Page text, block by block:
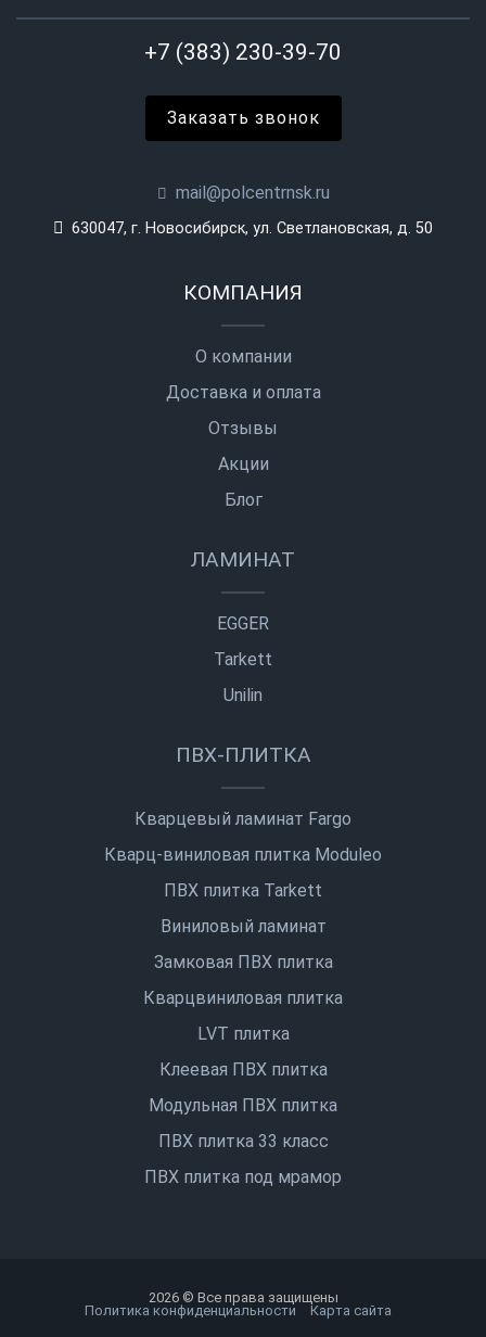
+7 (383) 230-39-70
Заказать звонок
mail@polcentrnsk.ru
630047, г. Новосибирск, ул. Светлановская, д. 50
КОМПАНИЯ
О компании
Доставка и оплата
Отзывы
Акции
Блог
ЛАМИНАТ
EGGER
Tarkett
Unilin
ПВХ-ПЛИТКА
Кварцевый ламинат Fargo
Кварц-виниловая плитка Moduleo
ПВХ плитка Tarkett
Виниловый ламинат
Замковая ПВХ плитка
Кварцвиниловая плитка
LVT плитка
Клеевая ПВХ плитка
Модульная ПВХ плитка
ПВХ плитка 33 класс
ПВХ плитка под мрамор
2026 © Все права защищены
Политика конфиденциальности
Карта сайта